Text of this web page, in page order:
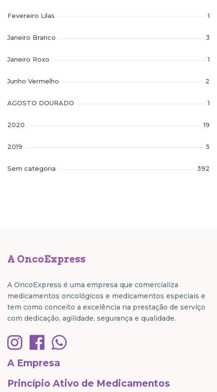
Fevereiro Lilas 1
Janeiro Branco 3
Janeiro Roxo 1
Junho Vermelho 2
AGOSTO DOURADO 1
2020 19
2019 5
Sem categoria 392
A OncoExpress
A OncoExpress é uma empresa que comercializa
medicamentos oncológicos e medicamentos especiais e
tem como conceito a excelência na prestação de serviço
com dedicação, agilidade, segurança e qualidade.
A Empresa
Princípio Ativo de Medicamentos